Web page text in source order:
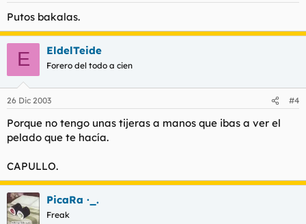
Putos bakalas.
E EldelTeide
Forero del todo a cien
26 Dic 2003 #4
Porque no tengo unas tijeras a manos que ibas a ver el
pelado que te hacía.
CAPULLO.
PicaRa ·_.
Freak